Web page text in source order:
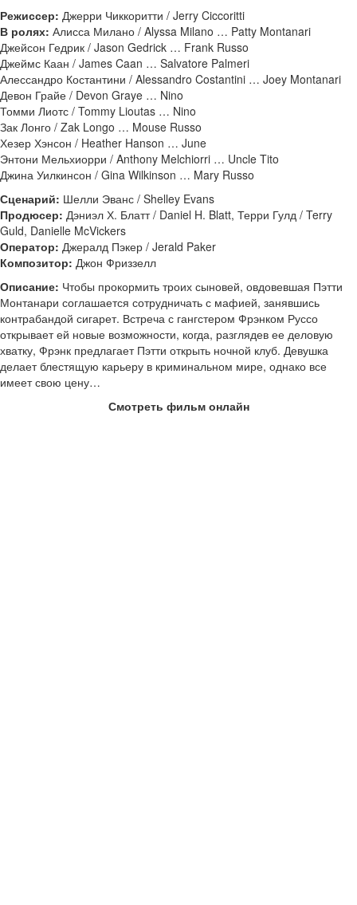
Режиссер: Джерри Чиккоритти / Jerry Ciccoritti
В ролях: Алисса Милано / Alyssa Milano … Patty Montanari
Джейсон Гедрик / Jason Gedrick … Frank Russo
Джеймс Каан / James Caan … Salvatore Palmeri
Алессандро Костантини / Alessandro Costantini … Joey Montanari
Девон Грайе / Devon Graye … Nino
Томми Лиотс / Tommy Lioutas … Nino
Зак Лонго / Zak Longo … Mouse Russo
Хезер Хэнсон / Heather Hanson … June
Энтони Мельхиорри / Anthony Melchiorri … Uncle Tito
Джина Уилкинсон / Gina Wilkinson … Mary Russo
Сценарий: Шелли Эванс / Shelley Evans
Продюсер: Дэниэл Х. Блатт / Daniel H. Blatt, Терри Гулд / Terry
Guld, Danielle McVickers
Оператор: Джералд Пэкер / Jerald Paker
Композитор: Джон Фриззелл
Описание: Чтобы прокормить троих сыновей, овдовевшая Пэтти
Монтанари соглашается сотрудничать с мафией, занявшись
контрабандой сигарет. Встреча с гангстером Фрэнком Руссо
открывает ей новые возможности, когда, разглядев ее деловую
хватку, Фрэнк предлагает Пэтти открыть ночной клуб. Девушка
делает блестящую карьеру в криминальном мире, однако все
имеет свою цену…
Смотреть фильм онлайн